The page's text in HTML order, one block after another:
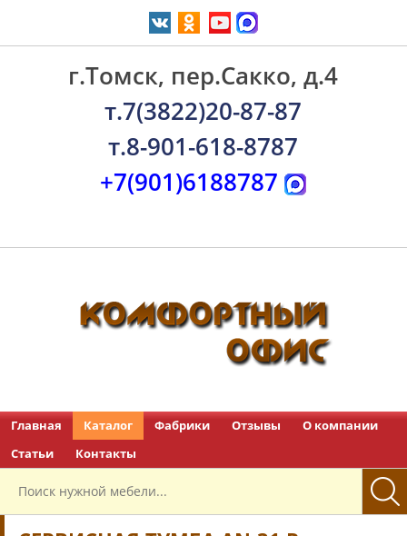
г.Томск, пер.Сакко, д.4
т.7(3822)20-87-87
т.8-901-618-8787
+7(901)6188787
Главная Каталог Фабрики Отзывы
О компании
Статьи
Контакты